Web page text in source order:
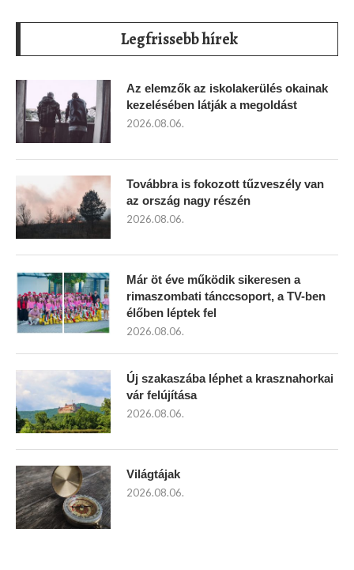
Legfrissebb hírek
Az elemzők az iskolakerülés okainak
kezelésében látják a megoldást
2026.08.06.
Továbbra is fokozott tűzveszély van
az ország nagy részén
2026.08.06.
Már öt éve működik sikeresen a
rimaszombati tánccsoport, a TV-ben
élőben léptek fel
2026.08.06.
Új szakaszába léphet a krasznahorkai
vár felújítása
2026.08.06.
Világtájak
2026.08.06.